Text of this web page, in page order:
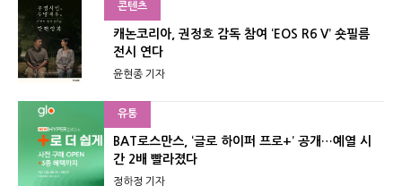
콘텐츠
캐논코리아, 권정호 감독 참여 ‘EOS R6 V’ 숏필름
전시 연다
윤현종 기자
유통
BAT로스만스, ‘글로 하이퍼 프로+’ 공개…예열 시
간 2배 빨라졌다
정하정 기자